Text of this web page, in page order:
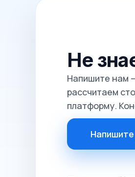
Не
Напишите нам
рассчитаем
платформу.